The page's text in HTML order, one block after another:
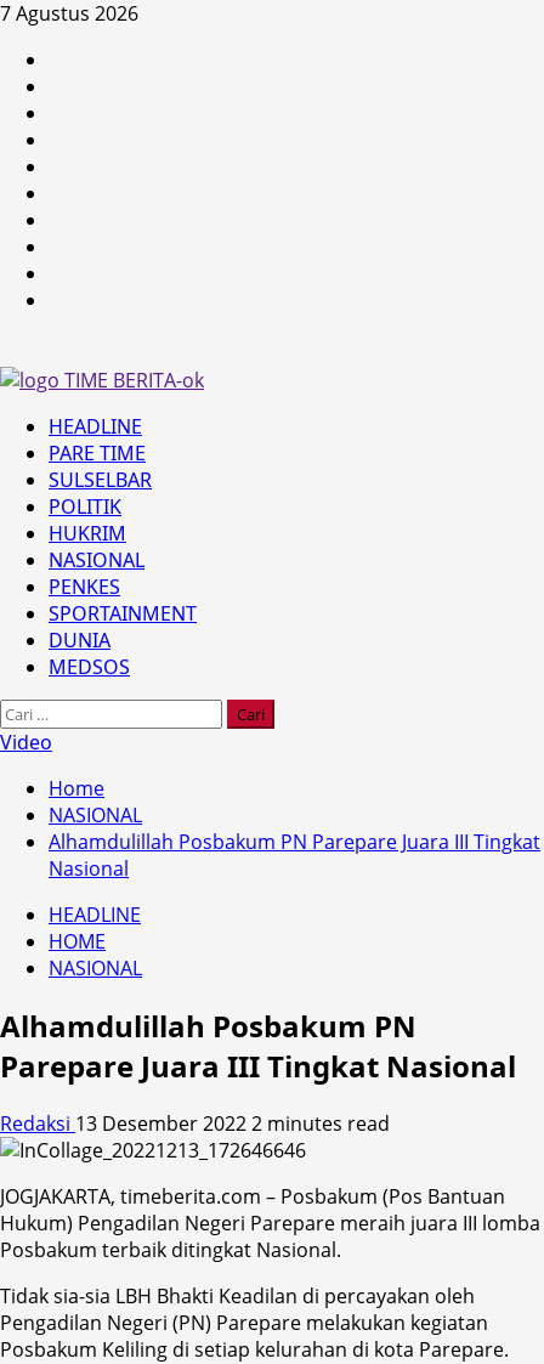
Skip
content
7 Agustus 2026
Primary
Menu
HEADLINE
PARE TIME
SULSELBAR
POLITIK
HUKRIM
NASIONAL
PENKES
SPORTAINMENT
DUNIA
MEDSOS
Cari
untuk:
Video
Home
NASIONAL
Alhamdulillah Posbakum PN Parepare Juara III Tingkat
Nasional
HEADLINE
HOME
NASIONAL
Alhamdulillah Posbakum PN
Parepare Juara III Tingkat Nasional
Redaksi 13 Desember 20222 minutes read
JOGJAKARTA, timeberita.com – Posbakum (Pos Bantuan
Hukum) Pengadilan Negeri Parepare meraih juara III lomba
Posbakum terbaik ditingkat Nasional.
Tidak sia-sia LBH Bhakti Keadilan di percayakan oleh
Pengadilan Negeri (PN) Parepare melakukan kegiatan
Posbakum Keliling di setiap kelurahan di kota Parepare.